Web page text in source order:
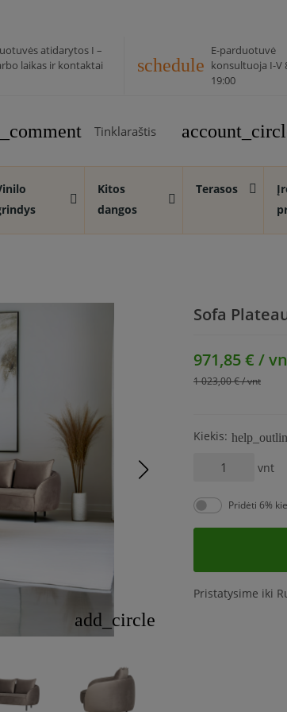
atidarytos I –
laikas ir kontaktai
schedule
E-parduotuvė
konsultuoja I-V
19:00
Tinklaraštis
Kitos
dangos
Terasos
add_circle
Sofa
971,85 € /
1 023,00 € / vnt
Kiekis:
vnt
Pridėti 6%
Pristatysime iki